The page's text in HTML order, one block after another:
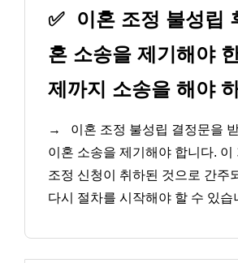
✅
이혼 조정 불성립
혼 소송을 제기해야
제까지 소송을 해야
→
이혼 조정 불성립 결정문을
이혼 소송을 제기해야 합니다. 이
조정 신청이 취하된 것으로 간주
다시 절차를 시작해야 할 수 있습